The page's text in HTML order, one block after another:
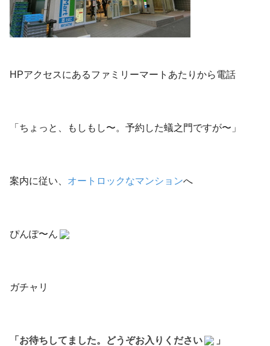
HPアクセスにあるファミリーマートあたりから電話
「ちょっと、もしもし〜。予約した蟻之門ですが〜」
案内に従い、 オートロックなマンションへ
ぴんぽ〜ん
ガチャリ
「お待ちしてました。どうぞお入りください 」